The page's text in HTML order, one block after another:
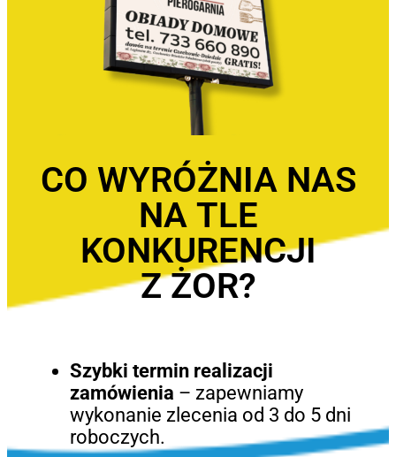
CO WYRÓŻNIA NAS
NA TLE
KONKURENCJI
Z ŻOR?
Szybki termin realizacji
zamówienia – zapewniamy
wykonanie zlecenia od 3 do 5 dni
roboczych.